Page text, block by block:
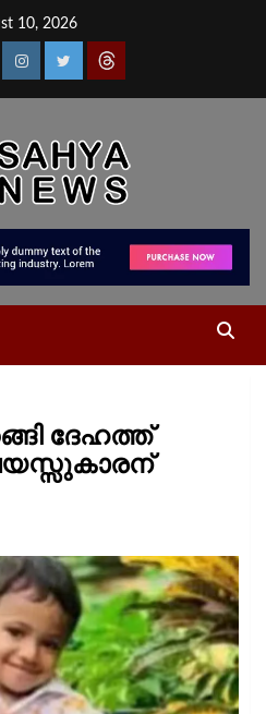
10, 2026
ദേഹത്ത്